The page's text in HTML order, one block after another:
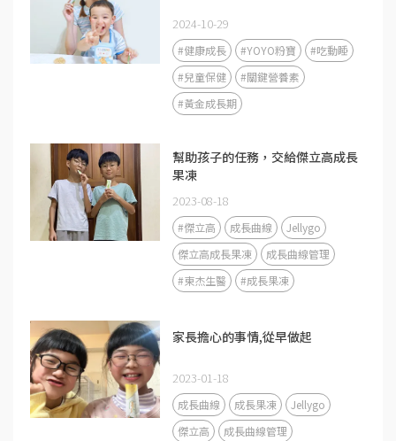
2024-10-29
#健康成長 #YOYO粉寶
#吃動睡
#兒童保健
#關鍵營養素
#黃金成長期
幫助孩子的任務，交給傑立高成長
果凍
2023-08-18
#傑立高 成長曲線
Jellygo
傑立高成長果凍
成長曲線管理
#東杰生醫
#成長果凍
家長擔心的事情,從早做起
2023-01-18
成長曲線 成長果凍
Jellygo
傑立高
成長曲線管理